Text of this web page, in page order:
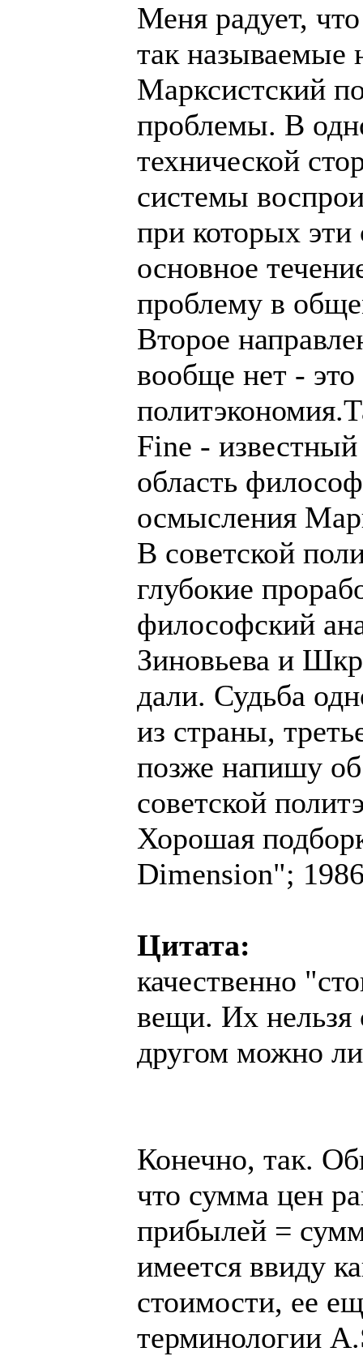
Меня радует,
так называемые
Марксистский
проблемы. В
технической
системы
при которых
основное
проблему в
Второе
вообще нет - это
Fine -
область
осмысления
В советской
глубокие
философский
Зиновьева и
дали. Судьба
из страны,
позже напишу
советской
Хорошая
Dimension";
Цитата:
качественно
вещи. Их нельзя
другом можно
Конечно, так.
что сумма цен
прибылей =
имеется ввиду
стоимости, ее
терминологии